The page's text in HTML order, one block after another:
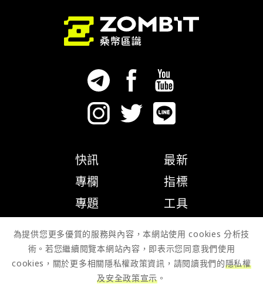
快訊
專欄
專題
最新
指標
工具
為提供您更多優質的服務與內容，本網站使用 cookies 分析技
術。若您繼續閱覽本網站內容，即表示您同意我們使用
cookies，關於更多相關隱私權政策資訊，請閱讀我們的隱私權
及安全政策宣示 。